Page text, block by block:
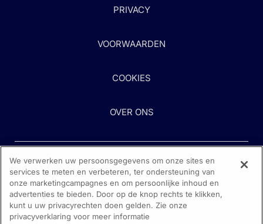
PRIVACY
VOORWAARDEN
COOKIES
OVER ONS
Heeft u hulp nodig?
We verwerken uw persoonsgegevens om onze sites en
services te meten en verbeteren, ter ondersteuning van
onze marketingcampagnes en om persoonlijke inhoud en
advertenties te bieden. Door op de knop rechts te klikken,
kunt u uw privacyrechten doen gelden. Zie onze
privacyverklaring voor meer informatie